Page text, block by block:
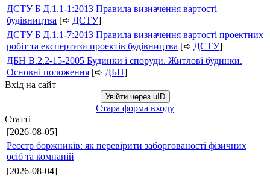
ДСТУ Б Д.1.1-1:2013 Правила визначення вартості
будівництва [➪ ДСТУ]
ДСТУ Б Д.1.1-7:2013 Правила визначення вартості проектних
робіт та експертизи проектів будівництва [➪ ДСТУ]
ДБН В.2.2-15-2005 Будинки і споруди. Житлові будинки.
Основні положення [➪ ДБН]
Вхід на сайт
Увійти через uID
Стара форма входу
Статті
[2026-08-05]
Реєстр боржників: як перевірити заборгованості фізичних
осіб та компаній
[2026-08-04]